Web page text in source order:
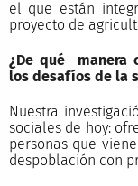
el que están
proyecto de
¿De qué manera
los desafíos de la
Nuestra
sociales de hoy:
personas que
despoblación con